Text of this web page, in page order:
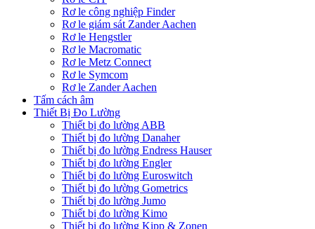
Rơ le công nghiệp Finder
Rơ le giám sát Zander Aachen
Rơ le Hengstler
Rơ le Macromatic
Rơ le Metz Connect
Rơ le Symcom
Rơ le Zander Aachen
Tấm cách âm
Thiết Bị Đo Lường
Thiết bị đo lường ABB
Thiết bị đo lường Danaher
Thiết bị đo lường Endress Hauser
Thiết bị đo lường Engler
Thiết bị đo lường Euroswitch
Thiết bị đo lường Gometrics
Thiết bị đo lường Jumo
Thiết bị đo lường Kimo
Thiết bị đo lường Kipp & Zonen